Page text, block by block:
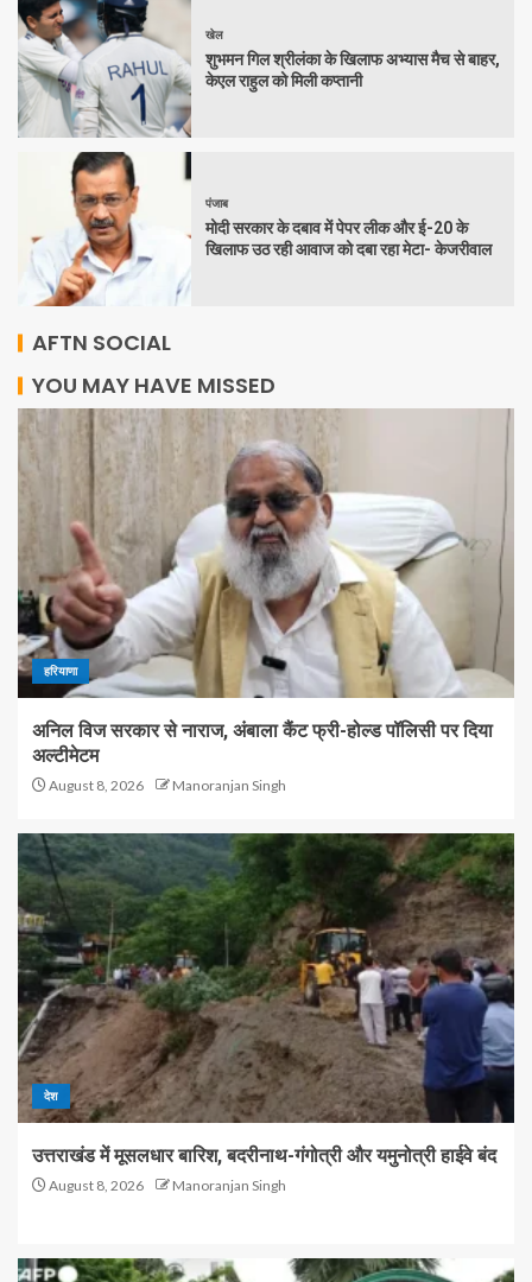
खेल
शुभमन गिल श्रीलंका के खिलाफ अभ्यास मैच से बाहर,
केएल राहुल को मिली कप्तानी
पंजाब
मोदी सरकार के दबाव में पेपर लीक और ई-20 के
खिलाफ उठ रही आवाज को दबा रहा मेटा- केजरीवाल
AFTN SOCIAL
YOU MAY HAVE MISSED
हरियाणा
अनिल विज सरकार से नाराज, अंबाला कैंट फ्री-होल्ड पॉलिसी पर दिया
अल्टीमेटम
August 8, 2026 Manoranjan Singh
देश
उत्तराखंड में मूसलधार बारिश, बदरीनाथ-गंगोत्री और यमुनोत्री हाईवे बंद
August 8, 2026 Manoranjan Singh